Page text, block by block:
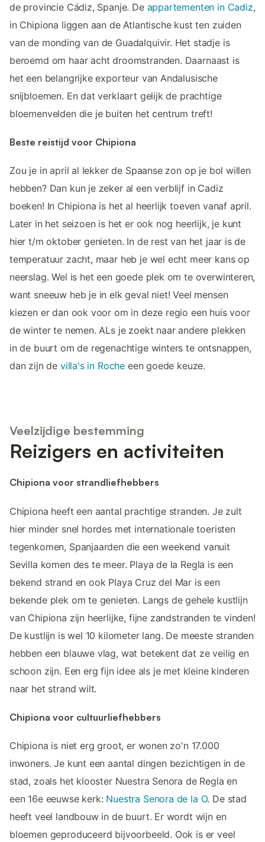
de provincie Cádiz, Spanje. De appartementen in Cadiz,
in Chipiona liggen aan de Atlantische kust ten zuiden
van de monding van de Guadalquivir. Het stadje is
beroemd om haar acht droomstranden. Daarnaast is
het een belangrijke exporteur van Andalusische
snijbloemen. En dat verklaart gelijk de prachtige
bloemenvelden die je buiten het centrum treft!
Beste reistijd voor Chipiona
Zou je in april al lekker de Spaanse zon op je bol willen
hebben? Dan kun je zeker al een verblijf in Cadiz
boeken! In Chipiona is het al heerlijk toeven vanaf april.
Later in het seizoen is het er ook nog heerlijk, je kunt
hier t/m oktober genieten. In de rest van het jaar is de
temperatuur zacht, maar heb je wel echt meer kans op
neerslag. Wel is het een goede plek om te overwinteren,
want sneeuw heb je in elk geval niet! Veel mensen
kiezen er dan ook voor om in deze regio een huis voor
de winter te nemen. ALs je zoekt naar andere plekken
in de buurt om de regenachtige winters te ontsnappen,
dan zijn de villa's in Roche een goede keuze.
Veelzijdige bestemming
Reizigers en activiteiten
Chipiona voor strandliefhebbers
Chipiona heeft een aantal prachtige stranden. Je zult
hier minder snel hordes met internationale toeristen
tegenkomen, Spanjaarden die een weekend vanuit
Sevilla komen des te meer. Playa de la Regla is een
bekend strand en ook Playa Cruz del Mar is een
bekende plek om te genieten. Langs de gehele kustlijn
van Chipiona zijn heerlijke, fijne zandstranden te vinden!
De kustlijn is wel 10 kilometer lang. De meeste stranden
hebben een blauwe vlag, wat betekent dat ze veilig en
schoon zijn. Een erg fijn idee als je met kleine kinderen
naar het strand wilt.
Chipiona voor cultuurliefhebbers
Chipiona is niet erg groot, er wonen zo'n 17.000
inwoners. Je kunt een aantal dingen bezichtigen in de
stad, zoals het klooster Nuestra Senora de Regla en
een 16e eeuwse kerk: Nuestra Senora de la O. De stad
heeft veel landbouw in de buurt. Er wordt wijn en
bloemen geproduceerd bijvoorbeeld. Ook is er veel